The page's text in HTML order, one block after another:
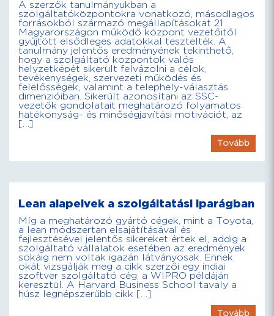
A szerzők tanulmányukban a
szolgáltatóközpontokra vonatkozó, másodlagos
forrásokból származó megállapításokat 21
Magyarországon működő központ vezetőitől
gyűjtött elsődleges adatokkal tesztelték. A
tanulmány jelentős eredményének tekinthető,
hogy a szolgáltató központok valós
helyzetképét sikerült felvázolni a célok,
tevékenységek, szervezeti működés és
felelősségek, valamint a telephely-választás
dimenzióiban. Sikerült azonosítani az SSC-
vezetők gondolatait meghatározó folyamatos
hatékonyság- és minőségjavítási motivációt, az
[…]
Tovább
Lean alapelvek a szolgáltatási iparágban
Míg a meghatározó gyártó cégek, mint a Toyota,
a lean módszertan elsajátításával és
fejlesztésével jelentős sikereket értek el, addig a
szolgáltató vállalatok esetében az eredmények
sokáig nem voltak igazán látványosak. Ennek
okát vizsgálják meg a cikk szerzői egy indiai
szoftver szolgáltató cég, a WIPRO példáján
keresztül. A Harvard Business School tavaly a
húsz legnépszerűbb cikk […]
Tovább